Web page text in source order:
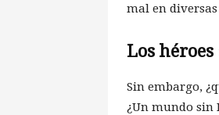
mal en
Los
Sin embargo,
¿Un mundo sin